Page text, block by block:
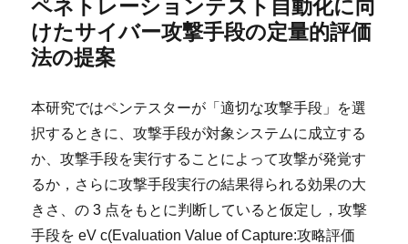
ペネトレーションテスト自動化に向
けたサイバー攻撃手段の定量的評価
法の提案
本研究ではペンテスターが「適切な攻撃手段」を選
択するときに、攻撃手段が対象システムに成立する
か、攻撃手段を実行することによって攻撃が発覚す
るか，さらに攻撃手段実行の結果得られる効果の大
きさ、の 3 点をもとに判断していると仮定し，攻撃
手段を eV c(Evaluation Value of Capture:攻略評価